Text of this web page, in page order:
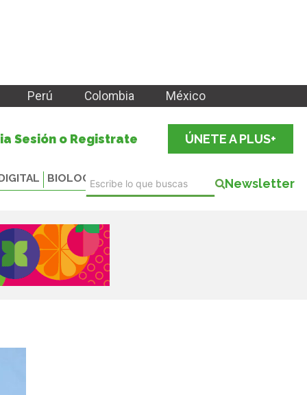
Perú Colombia México
Sesión o Registrate ÚNETE A PLUS+
BIOLOGICALS Newsletter